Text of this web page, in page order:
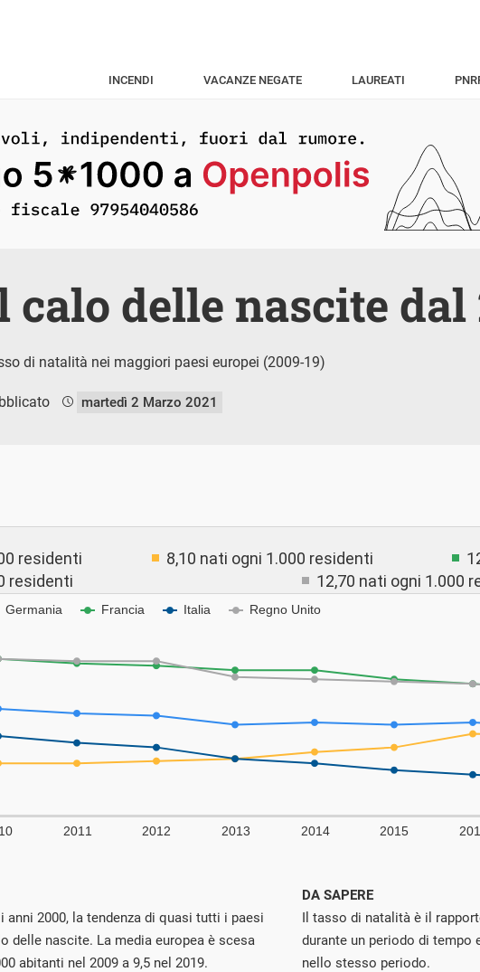
INCENDI VACANZE NEGATE LAUREATI
calo delle nascite dal
di natalità nei maggiori paesi europei (2009-19)
martedì 2 Marzo 2021
anni 2000, la tendenza di quasi tutti i paesi
delle nascite. La media europea è scesa
abitanti nel 2009 a 9,5 nel 2019.
DA SAPERE
Il tasso di natalità è il
durante un periodo di tempo
nello stesso periodo.